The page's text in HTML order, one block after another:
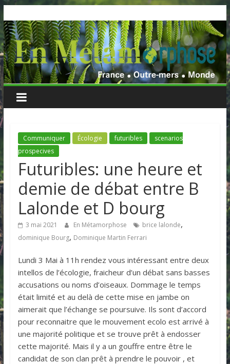
to
content
Communiquer Écologie futuribles
scenarios
prospecives
Futuribles: une heure et
demie de débat entre B
Lalonde et D bourg
3 mai 2021 En Métamorphose brice lalonde,
dominique Bourg, Dominique Martin Ferrari
Lundi 3 Mai à 11h rendez vous intéressant entre deux
intellos de l’écologie, fraicheur d’un débat sans basses
accusations ou noms d’oiseaux. Dommage le temps
était limité et au delà de cette mise en jambe on
aimerait que l’échange se poursuive. Ils sont d’accord
pour reconnaitre que le mouvement ecolo est arrivé à
une majorité politique et se trouve prêt à endosser
cette majorité. Mais il y a un gouffre entre être le
candidat de son clan prêt à prendre le pouvoir , et